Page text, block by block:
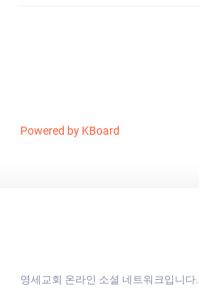
Powered by KBoard
영세교회 온라인 소셜 네트워크입니다.